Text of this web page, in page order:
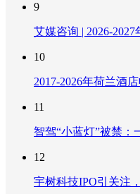
9
艾媒咨询 | 2026-
10
2017-2026年荷兰酒
11
智驾“小蓝灯”被禁
12
宇树科技IPO引关注